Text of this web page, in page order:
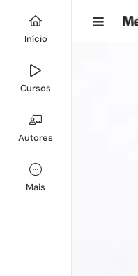
Início
Cursos
Autores
Mais